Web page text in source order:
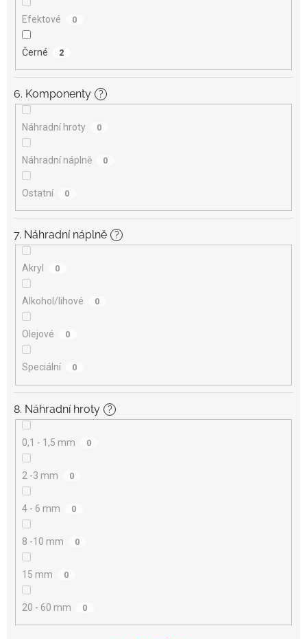
Efektové 0
Černé 2
6. Komponenty ?
Náhradní hroty 0
Náhradní náplně 0
Ostatní 0
7. Náhradní náplně ?
Akryl 0
Alkohol/lihové 0
Olejové 0
Speciální 0
8. Náhradní hroty ?
0,1 - 1,5 mm 0
2 -3 mm 0
4 - 6 mm 0
8 -10 mm 0
15 mm 0
20 - 60 mm 0